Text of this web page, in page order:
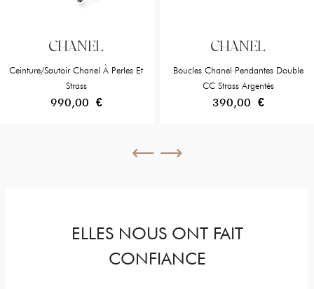
CHANEL
Ceinture/Sautoir Chanel À Perles Et
Strass
990,00 €
CHANEL
Boucles Chanel Pendantes Double
CC Strass Argentés
390,00 €
ELLES NOUS ONT FAIT
CONFIANCE